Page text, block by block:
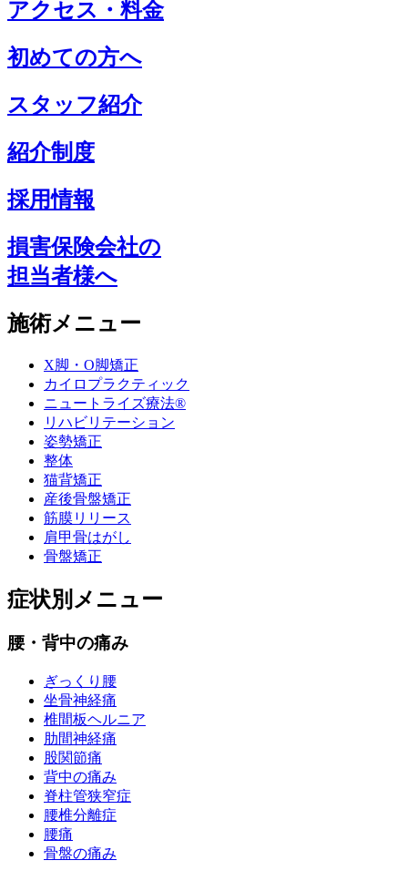
アクセス・料金
初めての方へ
スタッフ紹介
紹介制度
採用情報
損害保険会社の
担当者様へ
施術メニュー
X脚・O脚矯正
カイロプラクティック
ニュートライズ療法®
リハビリテーション
姿勢矯正
整体
猫背矯正
産後骨盤矯正
筋膜リリース
肩甲骨はがし
骨盤矯正
症状別メニュー
腰・背中の痛み
ぎっくり腰
坐骨神経痛
椎間板ヘルニア
肋間神経痛
股関節痛
背中の痛み
脊柱管狭窄症
腰椎分離症
腰痛
骨盤の痛み